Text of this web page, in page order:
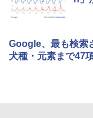
Google、最も検索
犬種・元素まで47